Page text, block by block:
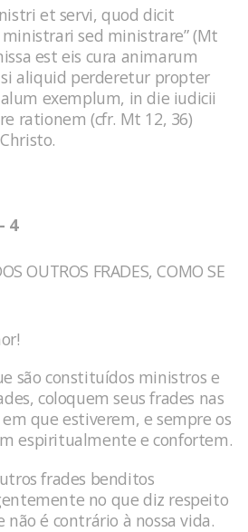
et servi, quod dicit
ministrari sed ministrare” (Mt
est eis cura animarum
aliquid perderetur propter
exemplum, in die iudicii
rationem (cfr. Mt 12, 36)
4
OUTROS FRADES, COMO SE
são constituídos ministros e
coloquem seus frades nas
que estiverem, e sempre os
espiritualmente e confortem.
frades benditos
no que diz respeito
não é contrário à nossa vida.